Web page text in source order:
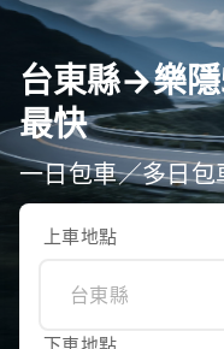
台東縣→樂
最快
一日包車／多日包
上車地點